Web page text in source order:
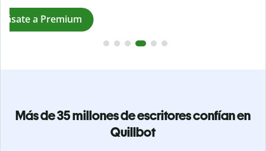
Más de 35 millones de escritores confían en
Quillbot